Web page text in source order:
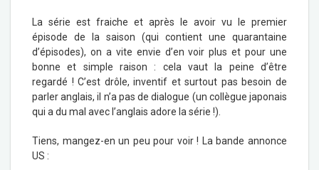
La série est fraiche et après le avoir vu le premier
épisode de la saison (qui contient une quarantaine
d’épisodes), on a vite envie d’en voir plus et pour une
bonne et simple raison : cela vaut la peine d’être
regardé ! C’est drôle, inventif et surtout pas besoin de
parler anglais, il n’a pas de dialogue (un collègue japonais
qui a du mal avec l’anglais adore la série !).
Tiens, mangez-en un peu pour voir ! La bande annonce
US :